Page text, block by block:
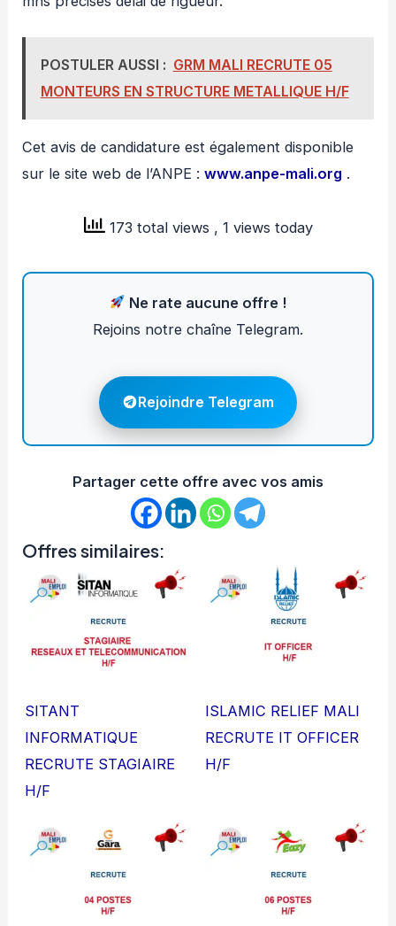
POSTULER AUSSI : GRM MALI RECRUTE 05
MONTEURS EN STRUCTURE METALLIQUE H/F
Cet avis de candidature est également disponible
sur le site web de l’ANPE :www.anpe-mali.org .
173 total views , 1 views today
Ne rate aucune offre !
Rejoins notre chaîne Telegram.
Rejoindre Telegram
Partager cette offre avec vos amis
Offres similaires:
SITANT
INFORMATIQUE
RECRUTE STAGIAIRE
H/F
ISLAMIC RELIEF MALI
RECRUTE IT OFFICER
H/F